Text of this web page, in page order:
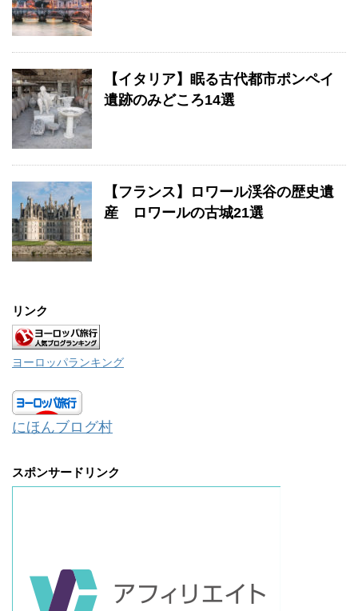
【イタリア】眠る古代都市ポンペイ
遺跡のみどころ14選
【フランス】ロワール渓谷の歴史遺
産 ロワールの古城21選
リンク
ヨーロッパランキング
にほんブログ村
スポンサードリンク